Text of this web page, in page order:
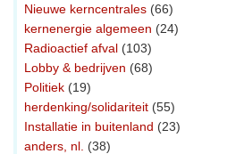
Nieuwe kerncentrales (66)
kernenergie algemeen (24)
Radioactief afval (103)
Lobby & bedrijven (68)
Politiek (19)
herdenking/solidariteit (55)
Installatie in buitenland (23)
anders, nl. (38)